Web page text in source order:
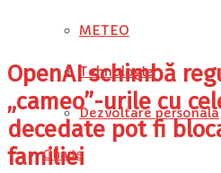
METEO
Tehnologie
Dezvoltare personala
Charts
OpenAI schimbă
„cameo”-urile cu
decedate pot fi
familiei